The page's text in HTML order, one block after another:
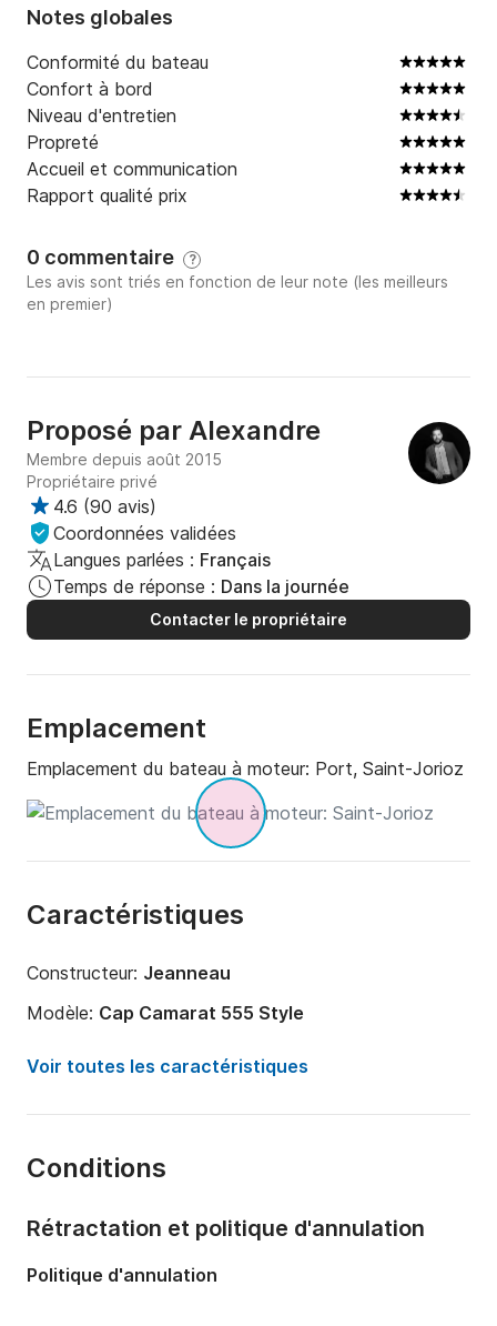
Cordialement,
Alexandre.
Notes globales
Conformité du bateau
Confort à bord
Niveau d'entretien
Propreté
Accueil et communication
Rapport qualité prix
0 commentaire ?
Les avis sont triés en fonction de leur note (les meilleurs
en premier)
Proposé par Alexandre
Membre depuis août 2015
Propriétaire privé
4.6 (90 avis)
Coordonnées validées
Langues parlées : Français
Temps de réponse : Dans la journée
Contacter le propriétaire
Emplacement
Emplacement du bateau à moteur: Port, Saint-Jorioz
Caractéristiques
Constructeur: Jeanneau
Modèle: Cap Camarat 555 Style
Puissance moteur:
115cv
Capacité à bord:
Voir toutes les caractéristiques
Conditions
Rétractation et politique d'annulation
Politique d'annulation